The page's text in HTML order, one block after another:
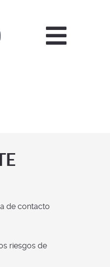
de contacto
riesgos de